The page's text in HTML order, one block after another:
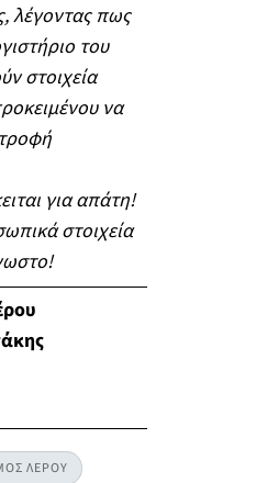
λέγοντας πως
του
στοιχεία
να
για απάτη!
στοιχεία
ΛΕΡΟΥ